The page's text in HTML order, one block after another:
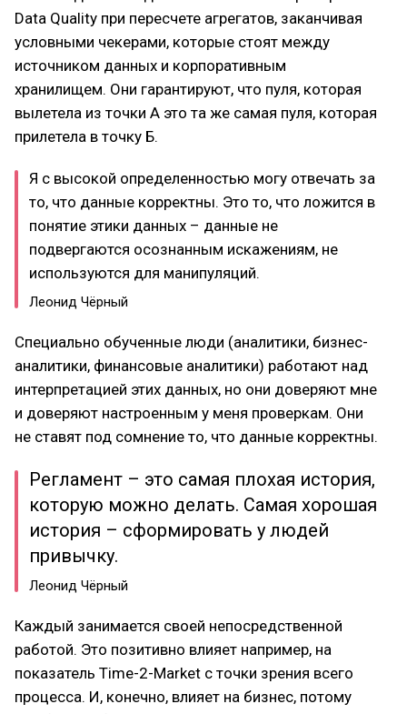
Data Quality при пересчете агрегатов, заканчивая
условными чекерами, которые стоят между
источником данных и корпоративным
хранилищем. Они гарантируют, что пуля, которая
вылетела из точки А это та же самая пуля, которая
прилетела в точку Б.
Я с высокой определенностью могу отвечать за
то, что данные корректны. Это то, что ложится в
понятие этики данных – данные не
подвергаются осознанным искажениям, не
используются для манипуляций.
Леонид Чёрный
Специально обученные люди (аналитики, бизнес-
аналитики, финансовые аналитики) работают над
интерпретацией этих данных, но они доверяют мне
и доверяют настроенным у меня проверкам. Они
не ставят под сомнение то, что данные корректны.
Регламент – это самая плохая история,
которую можно делать. Самая хорошая
история – сформировать у людей
привычку.
Леонид Чёрный
Каждый занимается своей непосредственной
работой. Это позитивно влияет например, на
показатель Time-2-Market с точки зрения всего
процесса. И, конечно, влияет на бизнес, потому